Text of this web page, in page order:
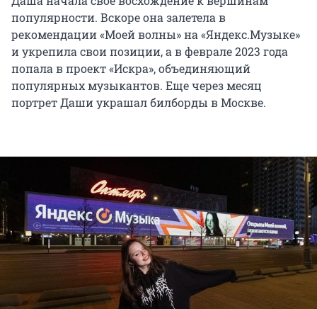
популярности. Вскоре она залетела в
рекомендации «Моей волны» на «Яндекс.Музыке»
и укрепила свои позиции, а в феврале 2023 года
попала в проект «Искра», объединяющий
популярных музыкантов. Еще через месяц
портрет Даши украшал билборды в Москве.